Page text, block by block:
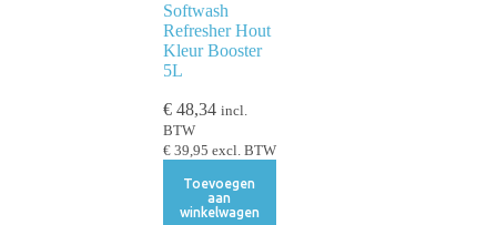
Softwash
Refresher Hout
Kleur Booster
5L
€48,34 incl.
BTW
€39,95 excl. BTW
Toevoegen
aan
winkelwagen